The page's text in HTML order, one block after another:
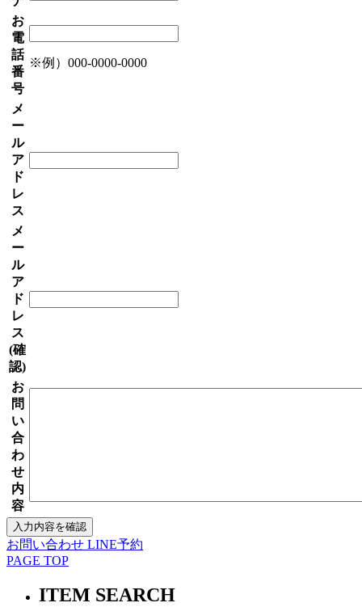
お
電
話
番
号
※例）000-0000-0000
メ
ー
ル
ア
ド
レ
ス
メ
ー
ル
ア
ド
レ
ス
(確
認)
お
問
い
合
わ
せ
内
容
お問い合わせ LINE予約
PAGE TOP
ITEM SEARCH